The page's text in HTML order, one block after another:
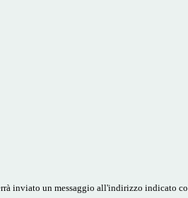
inviato un messaggio all'indirizzo indicato